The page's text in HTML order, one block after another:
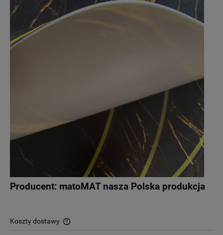
Producent: matoMAT nasza Polska produkcja
Koszty dostawy
Cena nie zawiera ewentualnych kosztów płatności